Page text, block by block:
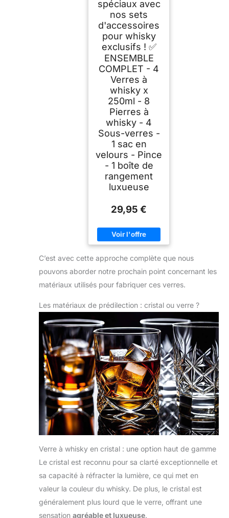
spéciaux avec
nos sets
d'accessoires
pour whisky
exclusifs ! ✅
ENSEMBLE
COMPLET - 4
Verres à
whisky x
250ml - 8
Pierres à
whisky - 4
Sous-verres -
1 sac en
velours - Pince
- 1 boîte de
rangement
luxueuse
29,95 €
C’est avec cette approche complète que nous
pouvons aborder notre prochain point concernant les
matériaux utilisés pour fabriquer ces verres.
Les matériaux de prédilection : cristal ou verre ?
Verre à whisky en cristal : une option haut de gamme
Le cristal est reconnu pour sa clarté exceptionnelle et
sa capacité à réfracter la lumière, ce qui met en
valeur la couleur du whisky. De plus, le cristal est
généralement plus lourd que le verre, offrant une
sensation agréable et luxueuse.